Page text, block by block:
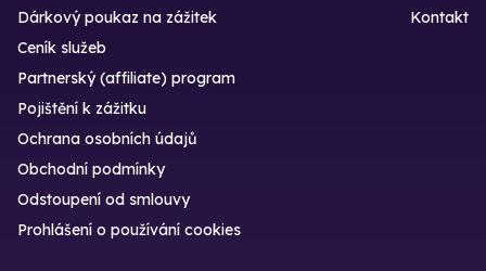
Dárkový poukaz na zážitek
Kontakt
Ceník služeb
Partnerský (affiliate) program
Pojištění k zážitku
Ochrana osobních údajů
Obchodní podmínky
Odstoupení od smlouvy
Prohlášení o používání cookies